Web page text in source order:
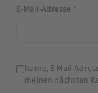
E-Mail-Adresse *
Name, E-Mail-
meinen nächsten